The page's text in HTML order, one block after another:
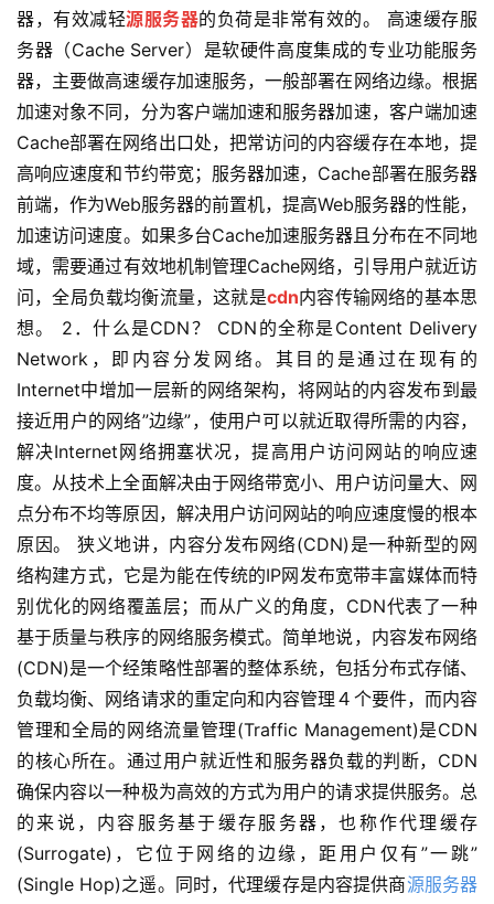
器，有效减轻源服务器的负荷是非常有效的。 高速缓存服
务器（Cache Server）是软硬件高度集成的专业功能服务
器，主要做高速缓存加速服务，一般部署在网络边缘。根据
加速对象不同，分为客户端加速和服务器加速，客户端加速
Cache部署在网络出口处，把常访问的内容缓存在本地，提
高响应速度和节约带宽；服务器加速，Cache部署在服务器
前端，作为Web服务器的前置机，提高Web服务器的性能，
加速访问速度。如果多台Cache加速服务器且分布在不同地
域，需要通过有效地机制管理Cache网络，引导用户就近访
问，全局负载均衡流量，这就是cdn内容传输网络的基本思
想。 2．什么是CDN？ CDN的全称是Content Delivery
Network，即内容分发网络。其目的是通过在现有的
Internet中增加一层新的网络架构，将网站的内容发布到最
接近用户的网络”边缘”，使用户可以就近取得所需的内容，
解决Internet网络拥塞状况，提高用户访问网站的响应速
度。从技术上全面解决由于网络带宽小、用户访问量大、网
点分布不均等原因，解决用户访问网站的响应速度慢的根本
原因。 狭义地讲，内容分发布网络(CDN)是一种新型的网
络构建方式，它是为能在传统的IP网发布宽带丰富媒体而特
别优化的网络覆盖层；而从广义的角度，CDN代表了一种
基于质量与秩序的网络服务模式。简单地说，内容发布网络
(CDN)是一个经策略性部署的整体系统，包括分布式存储、
负载均衡、网络请求的重定向和内容管理４个要件，而内容
管理和全局的网络流量管理(Traffic Management)是CDN
的核心所在。通过用户就近性和服务器负载的判断，CDN
确保内容以一种极为高效的方式为用户的请求提供服务。总
的来说，内容服务基于缓存服务器，也称作代理缓存
(Surrogate)，它位于网络的边缘，距用户仅有”一跳”
(Single Hop)之遥。同时，代理缓存是内容提供商源服务器